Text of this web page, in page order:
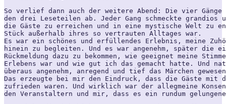
So verlief dann auch der weitere Abend: Die vier
den drei Leseteilen ab. Jeder Gang schmeckte
die Gäste zu erreichen und in eine mystische Welt zu
Stück außerhalb ihres so vertrauten Alltages war.
Es war ein schönes und erfüllendes Erlebnis, meine
hinein zu begleiten. Und es war angenehm, später die
Rückmeldung dazu zu bekommen, wie geeignet meine
Erlebens war und wie gut ich das gemacht hatte. Und
überaus angenehm, anregend und tief das Märchen
Das erzeugte bei mir den Eindruck, dass die Gäste mit
zufrieden waren. Und wirklich war der allegmeine
den Veranstaltern und mir, dass es ein rundum